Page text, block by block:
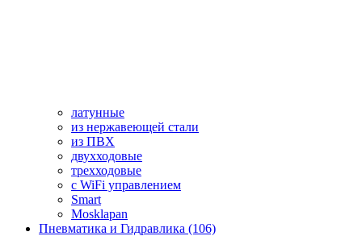
латунные
из нержавеющей стали
из ПВХ
двухходовые
трехходовые
с WiFi управлением
Smart
Mosklapan
Пневматика и Гидравлика (106)